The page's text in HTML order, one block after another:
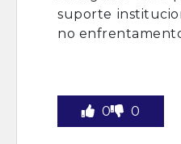
suporte
no
0 0